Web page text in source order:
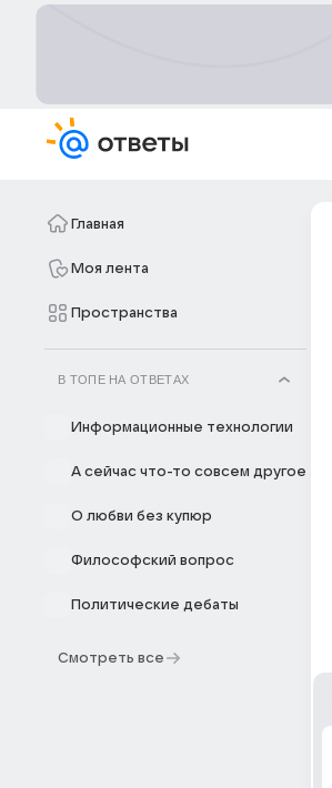
Главная
Моя лента
Пространства
В ТОПЕ НА ОТВЕТАХ
Информационные технологии
А сейчас что-то совсем другое
О любви без купюр
Философский вопрос
Политические дебаты
Смотреть все